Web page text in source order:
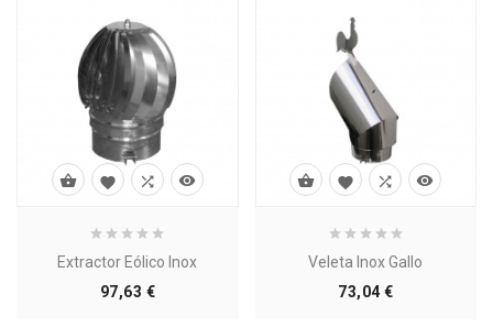
Extractor Eólico Inox
97,63 €Precio
   
Veleta Inox Gallo
73,04 €Precio
   